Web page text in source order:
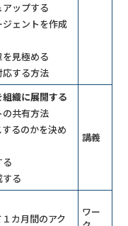
アップする
ェントを作成
見極める
応する方法
織に展開する
の共有方法
するのかを決め
る
する
講義
カ月間のアク
ワー